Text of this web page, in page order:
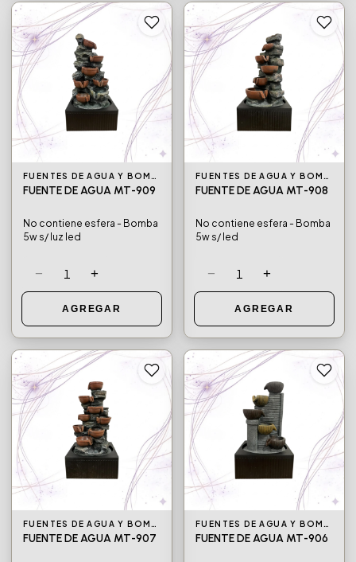
FUENTES DE AGUA Y BOMBAS DE AGUA
FUENTE DE AGUA MT-909
No contiene esfera - Bomba
5w s/ luz led
− 1 +
AGREGAR
FUENTES DE AGUA Y BOMBAS DE AGUA
FUENTE DE AGUA MT-908
No contiene esfera - Bomba
5w s/ led
− 1 +
AGREGAR
FUENTES DE AGUA Y BOMBAS DE AGUA
FUENTE DE AGUA MT-907
FUENTES DE AGUA Y BOMBAS DE AGUA
FUENTE DE AGUA MT-906